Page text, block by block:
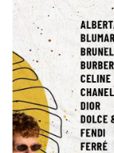
CONTATTI
CARRELLO
LOGIN — LOGOUT